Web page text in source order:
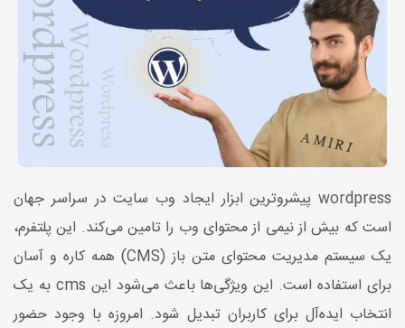
wordpress پیشروترین ابزار ایجاد وب سایت در سراسر جهان
است که بیش از نیمی از محتوای وب را تامین می‌کند. این پلتفرم،
یک سیستم مدیریت محتوای متن باز (CMS) همه کاره و آسان
برای استفاده است. این ویژگی‌ها باعث می‌شود این cms به یک
انتخاب ایده‌آل برای کاربران تبدیل شود. امروزه با وجود حضور